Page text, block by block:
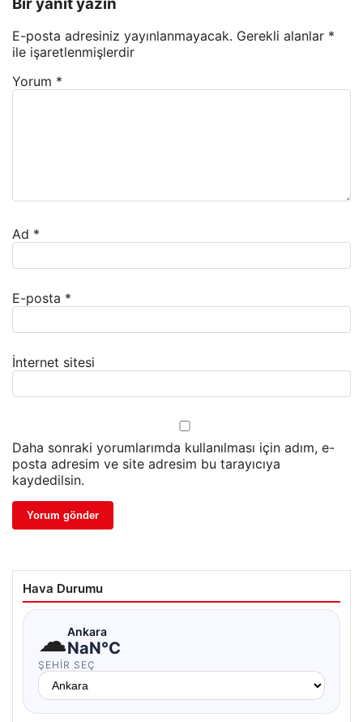
E-posta adresiniz yayınlanmayacak. Gerekli alanlar *
ile işaretlenmişlerdir
Yorum *
Ad *
E-posta *
İnternet sitesi
Daha sonraki yorumlarımda kullanılması için adım, e-
posta adresim ve site adresim bu tarayıcıya
kaydedilsin.
Hava Durumu
☁Ankara
NaN°C
ŞEHIR SEÇ